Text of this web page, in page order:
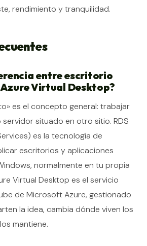
rendimiento y tranquilidad.
entre escritorio
Azure Virtual Desktop?
es el concepto general: trabajar
situado en otro sitio. RDS
es la tecnología de
escritorios y aplicaciones
normalmente en tu propia
Virtual Desktop es el servicio
de Microsoft Azure, gestionado
la idea, cambia dónde viven los
mantiene.